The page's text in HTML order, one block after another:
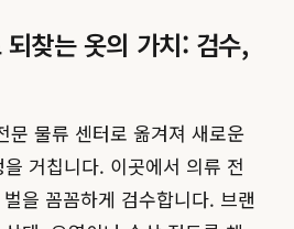
찾는 옷의 가치: 검수,
문 물류 센터로 옮겨져 새로운
거칩니다. 이곳에서 의류 전
을 꼼꼼하게 검수합니다. 브랜